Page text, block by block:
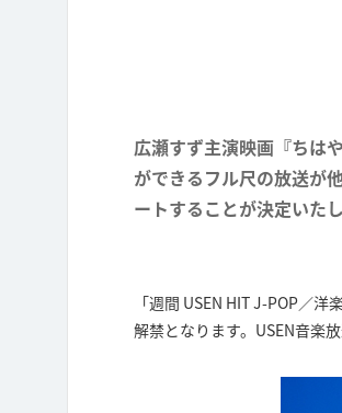
広瀬すず主演映画『ちは
ができるフル尺の放送が
ートすることが決定いた
「週間 USEN HIT J-POP／
解禁となります。USEN音楽